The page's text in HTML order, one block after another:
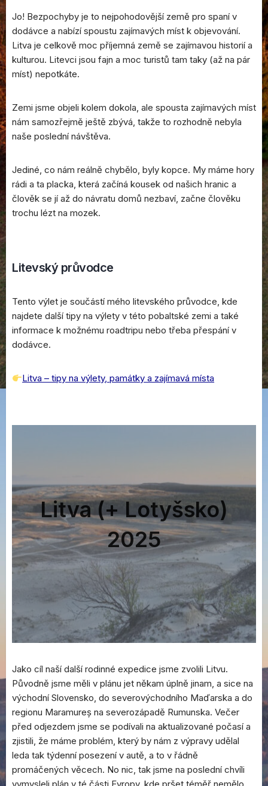
Jo! Bezpochyby je to nejpohodovější země pro spaní v
dodávce a nabízí spoustu zajímavých míst k objevování.
Litva je celkově moc příjemná země se zajímavou historií a
kulturou. Litevci jsou fajn a moc turistů tam taky (až na pár
míst) nepotkáte.
Zemi jsme objeli kolem dokola, ale spousta zajímavých míst
nám samozřejmě ještě zbývá, takže to rozhodně nebyla
naše poslední návštěva.
Jediné, co nám reálně chybělo, byly kopce. My máme hory
rádi a ta placka, která začíná kousek od našich hranic a
člověk se jí až do návratu domů nezbaví, začne člověku
trochu lézt na mozek.
Litevský průvodce
Tento výlet je součástí mého litevského průvodce, kde
najdete další tipy na výlety v této pobaltské zemi a také
informace k možnému roadtripu nebo třeba přespání v
dodávce.
Litva – tipy na výlety, památky a zajímavá místa
Litva (+ Lotyšsko)
2025
Jako cíl naší další rodinné expedice jsme zvolili Litvu.
Původně jsme měli v plánu jet někam úplně jinam, a sice na
východní Slovensko, do severovýchodního Maďarska a do
regionu Maramureș na severozápadě Rumunska. Večer
před odjezdem jsme se podívali na aktualizované počasí a
zjistili, že máme problém, který by nám z výpravy udělal
leda tak týdenní posezení v autě, a to v řádně
promáčených věcech. No nic, tak jsme na poslední chvíli